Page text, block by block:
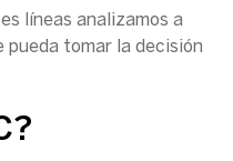
líneas analizamos a
pueda tomar la decisión
?